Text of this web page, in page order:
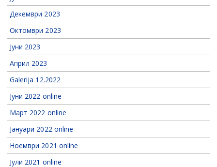
Декември 2023
Октомври 2023
Јуни 2023
Април 2023
Galerija 12.2022
Јуни 2022 online
Март 2022 online
Jануари 2022 online
Ноември 2021 online
Јули 2021 online